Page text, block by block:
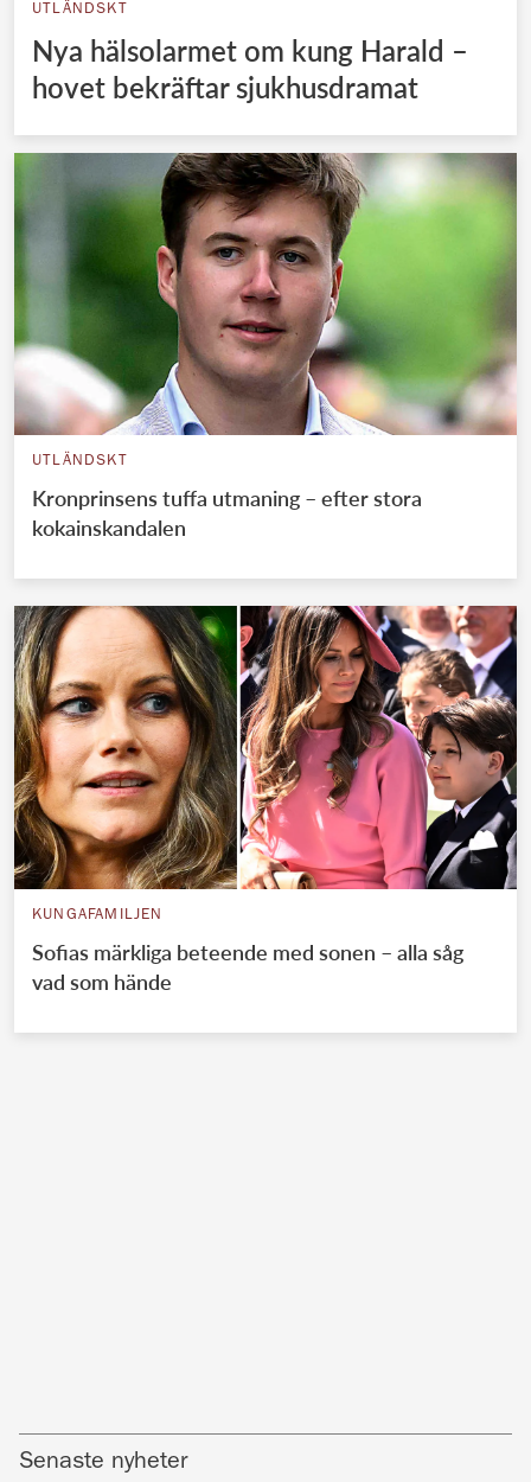
UTLÄNDSKT
Nya hälsolarmet om kung Harald –
hovet bekräftar sjukhusdramat
UTLÄNDSKT
Kronprinsens tuffa utmaning – efter stora
kokainskandalen
KUNGAFAMILJEN
Sofias märkliga beteende med sonen – alla såg
vad som hände
Senaste nyheter